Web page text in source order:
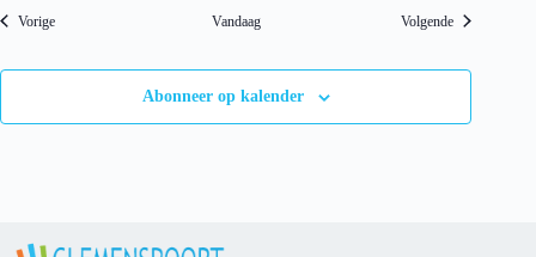
VorigeEvenementen Vandaag VolgendeEvenementen
Abonneer op kalender